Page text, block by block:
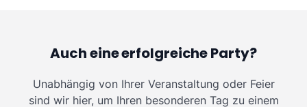
Auch eine erfolgreiche Party?
Unabhängig von Ihrer Veranstaltung oder Feier
sind wir hier, um Ihren besonderen Tag zu einem